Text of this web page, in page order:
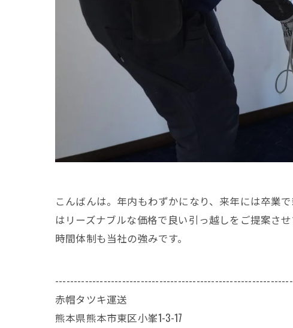
こんばんは。年内もわずかになり、来年には卒業
はリーズナブルな価格で良い引っ越しをご提案さ
時間体制も当社の強みです。
赤帽タツキ運送
熊本県熊本市東区小峯1-3-17